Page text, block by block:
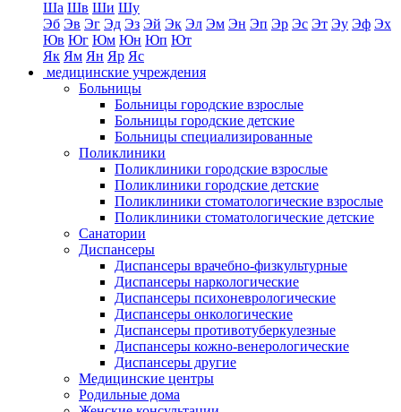
Ша Шв Ши Шу
Эб Эв Эг Эд Эз Эй Эк Эл Эм Эн Эп Эр Эс Эт Эу Эф Эх
Юв Юг Юм Юн Юп Ют
Як Ям Ян Яр Яс
медицинские учреждения
Больницы
Больницы городские взрослые
Больницы городские детские
Больницы специализированные
Поликлиники
Поликлиники городские взрослые
Поликлиники городские детские
Поликлиники стоматологические взрослые
Поликлиники стоматологические детские
Санатории
Диспансеры
Диспансеры врачебно-физкультурные
Диспансеры наркологические
Диспансеры психоневрологические
Диспансеры онкологические
Диспансеры противотуберкулезные
Диспансеры кожно-венерологические
Диспансеры другие
Медицинские центры
Родильные дома